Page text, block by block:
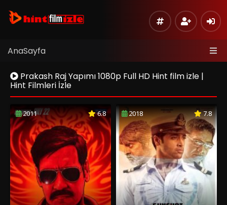
AnaSayfa
Prakash Raj Yapımı 1080p Full HD Hint film izle |
Hint Filmleri İzle
2011 6.8 2018 7.8